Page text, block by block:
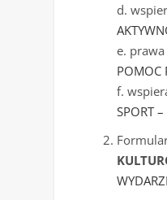
d.
e.
POMOC
f.
SPORT